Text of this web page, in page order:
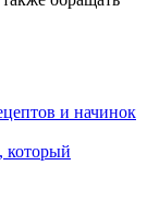
и начинок
который